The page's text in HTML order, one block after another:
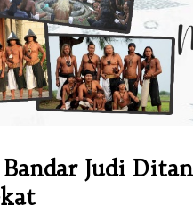
Bandar Judi